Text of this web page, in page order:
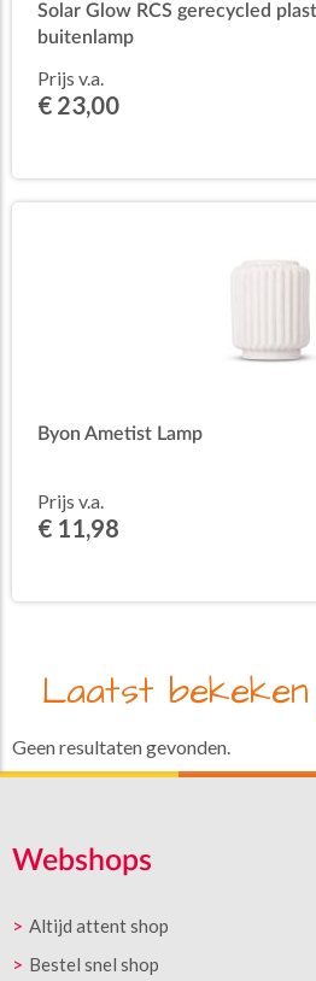
Solar Glow RCS gerecycled
buitenlamp
Prijs v.a.
€ 23,00
Byon Ametist Lamp
Prijs v.a.
€ 11,98
Laatst
Geen resultaten gevonden.
Webshops
Altijd attent shop
Bestel snel shop